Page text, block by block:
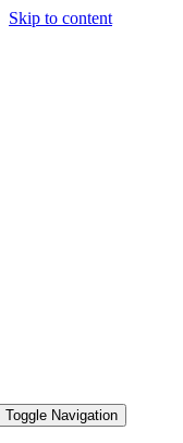
Skip to content
Toggle Navigation